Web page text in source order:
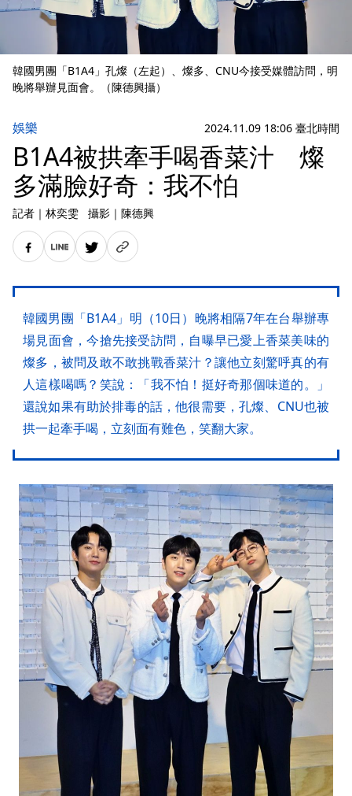
韓國男團「B1A4」孔燦（左起）、燦多、CNU今接受媒體訪問，明
晚將舉辦見面會。（陳德興攝）
娛樂 2024.11.09 18:06 臺北時間
B1A4被拱牽手喝香菜汁 燦
多滿臉好奇：我不怕
記者 ｜ 林奕雯 攝影 ｜ 陳德興
韓國男團「B1A4」明（10日）晚將相隔7年在台舉辦專
場見面會，今搶先接受訪問，自曝早已愛上香菜美味的
燦多，被問及敢不敢挑戰香菜汁？讓他立刻驚呼真的有
人這樣喝嗎？笑說：「我不怕！挺好奇那個味道的。」
還說如果有助於排毒的話，他很需要，孔燦、CNU也被
拱一起牽手喝，立刻面有難色，笑翻大家。